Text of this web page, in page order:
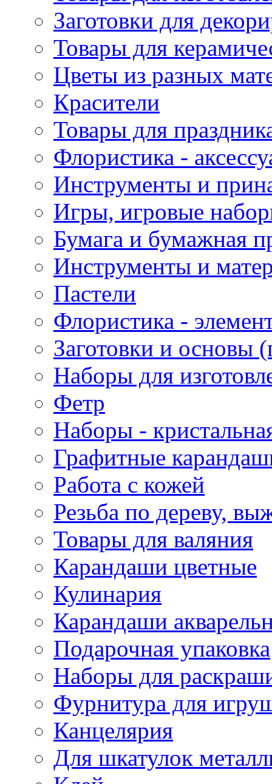
Заготовки для
Товары для
Цветы из разных
Красители
Товары для
Флористика -
Инструменты и
Игры, игровые
Бумага и бумажная
Инструменты и
Пастели
Флористика -
Заготовки и основы
Наборы для
Фетр
Наборы -
Графитные
Работа с кожей
Резьба по дереву,
Товары для валяния
Карандаши цветные
Кулинария
Карандаши
Подарочная упаковка
Наборы для
Фурнитура для
Канцелярия
Для шкатулок